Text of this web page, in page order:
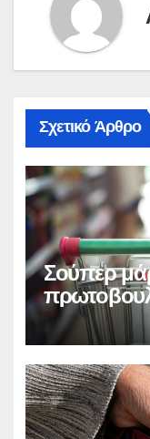
Σχετικό Άρθρο
Σούπερ